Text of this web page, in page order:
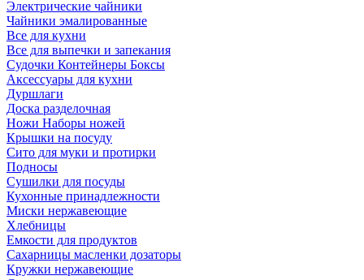
Электрические чайники
Чайники эмалированные
Все для кухни
Все для выпечки и запекания
Судочки Контейнеры Боксы
Аксессуары для кухни
Дуршлаги
Доска разделочная
Ножи Наборы ножей
Крышки на посуду
Сито для муки и протирки
Подносы
Сушилки для посуды
Кухонные принадлежности
Миски нержавеющие
Хлебницы
Емкости для продуктов
Сахарницы масленки дозаторы
Кружки нержавеющие